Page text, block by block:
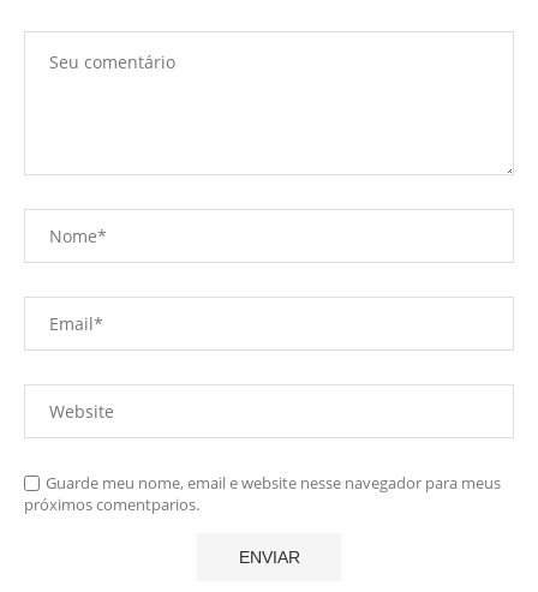
Guarde meu nome, email e website nesse navegador para meus
próximos comentparios.